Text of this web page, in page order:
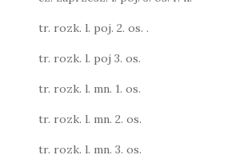
tr. rozk. l. poj. 2. os. .
tr. rozk. l. poj 3. os.
tr. rozk. l. mn. 1. os.
tr. rozk. l. mn. 2. os.
tr. rozk. l. mn. 3. os.